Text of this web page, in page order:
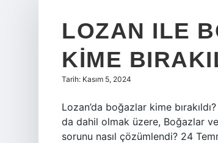
LOZAN ILE
KIME
Tarih: Kasım 5, 2024
Lozan’da boğazlar kime
da dahil olmak üzere, Boğazlar ve
sorunu nasıl çözümlendi? 24